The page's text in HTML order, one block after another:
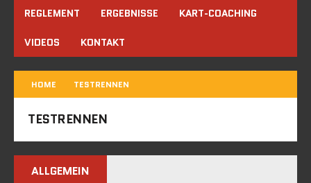
REGLEMENT ERGEBNISSE KART-COACHING
VIDEOS KONTAKT
HOME TESTRENNEN
TESTRENNEN
ALLGEMEIN